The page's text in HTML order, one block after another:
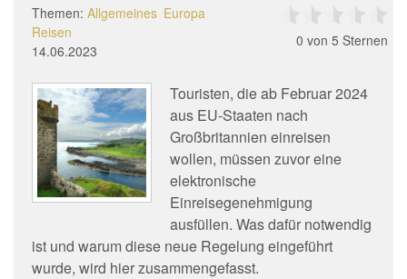
Themen: Allgemeines Europa
Reisen
14.06.2023
0 von 5 Sternen
Touristen, die ab Februar 2024
aus EU-Staaten nach
Großbritannien einreisen
wollen, müssen zuvor eine
elektronische
Einreisegenehmigung
ausfüllen. Was dafür notwendig
ist und warum diese neue Regelung eingeführt
wurde, wird hier zusammengefasst.